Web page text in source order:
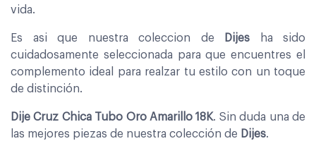
vida.
Es asi que nuestra coleccion de Dijes ha sido
cuidadosamente seleccionada para que encuentres el
complemento ideal para realzar tu estilo con un toque
de distinción.
Dije Cruz Chica Tubo Oro Amarillo 18K. Sin duda una de
las mejores piezas de nuestra colección de Dijes.